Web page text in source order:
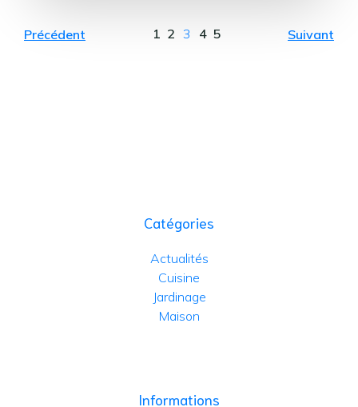
Précédent 1 2 3 4 5 Suivant
Catégories
Actualités
Cuisine
Jardinage
Maison
Informations